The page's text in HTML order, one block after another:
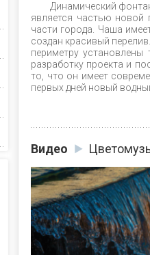
Динамический
является частью новой
части города. Чаша
создан красивый
периметру
разработку проекта и
то, что он имеет
первых дней новый
Видео